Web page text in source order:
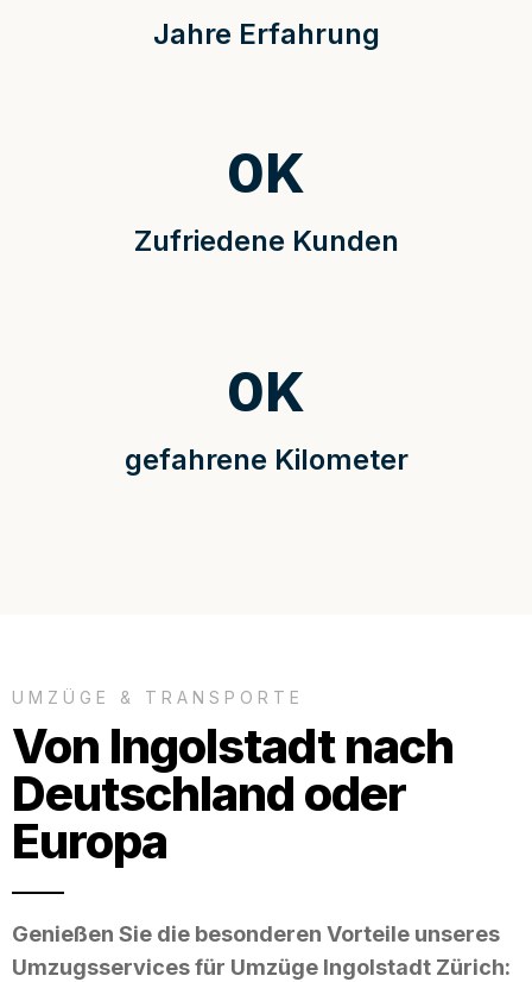
Jahre Erfahrung
Zufriedene Kunden
0K
gefahrene Kilometer
0K
UMZÜGE & TRANSPORTE
Von Ingolstadt nach
Deutschland oder
Europa
Genießen Sie die besonderen Vorteile unseres
Umzugsservices für Umzüge Ingolstadt Zürich: